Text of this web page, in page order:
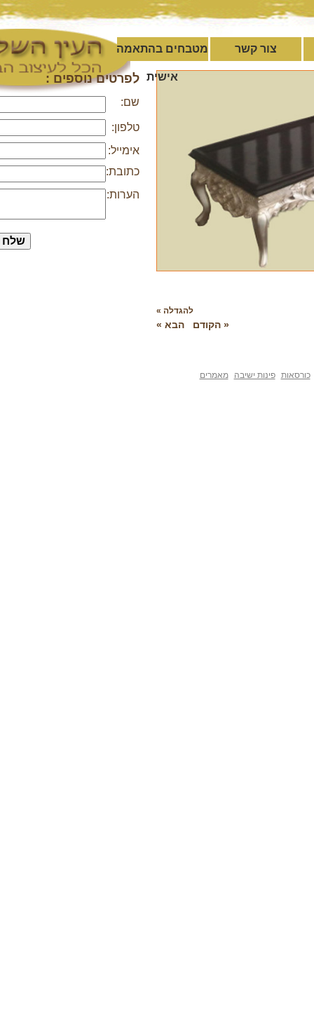
צור קשר מטבחים בהתאמה
לפרטים נוספים :
אימייל:
כתובת:
הערות:
להגדלה »
« הקודם הבא »
פינות ישיבה מאמרים